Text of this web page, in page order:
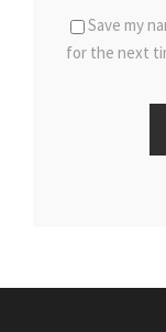
Save my
for the next